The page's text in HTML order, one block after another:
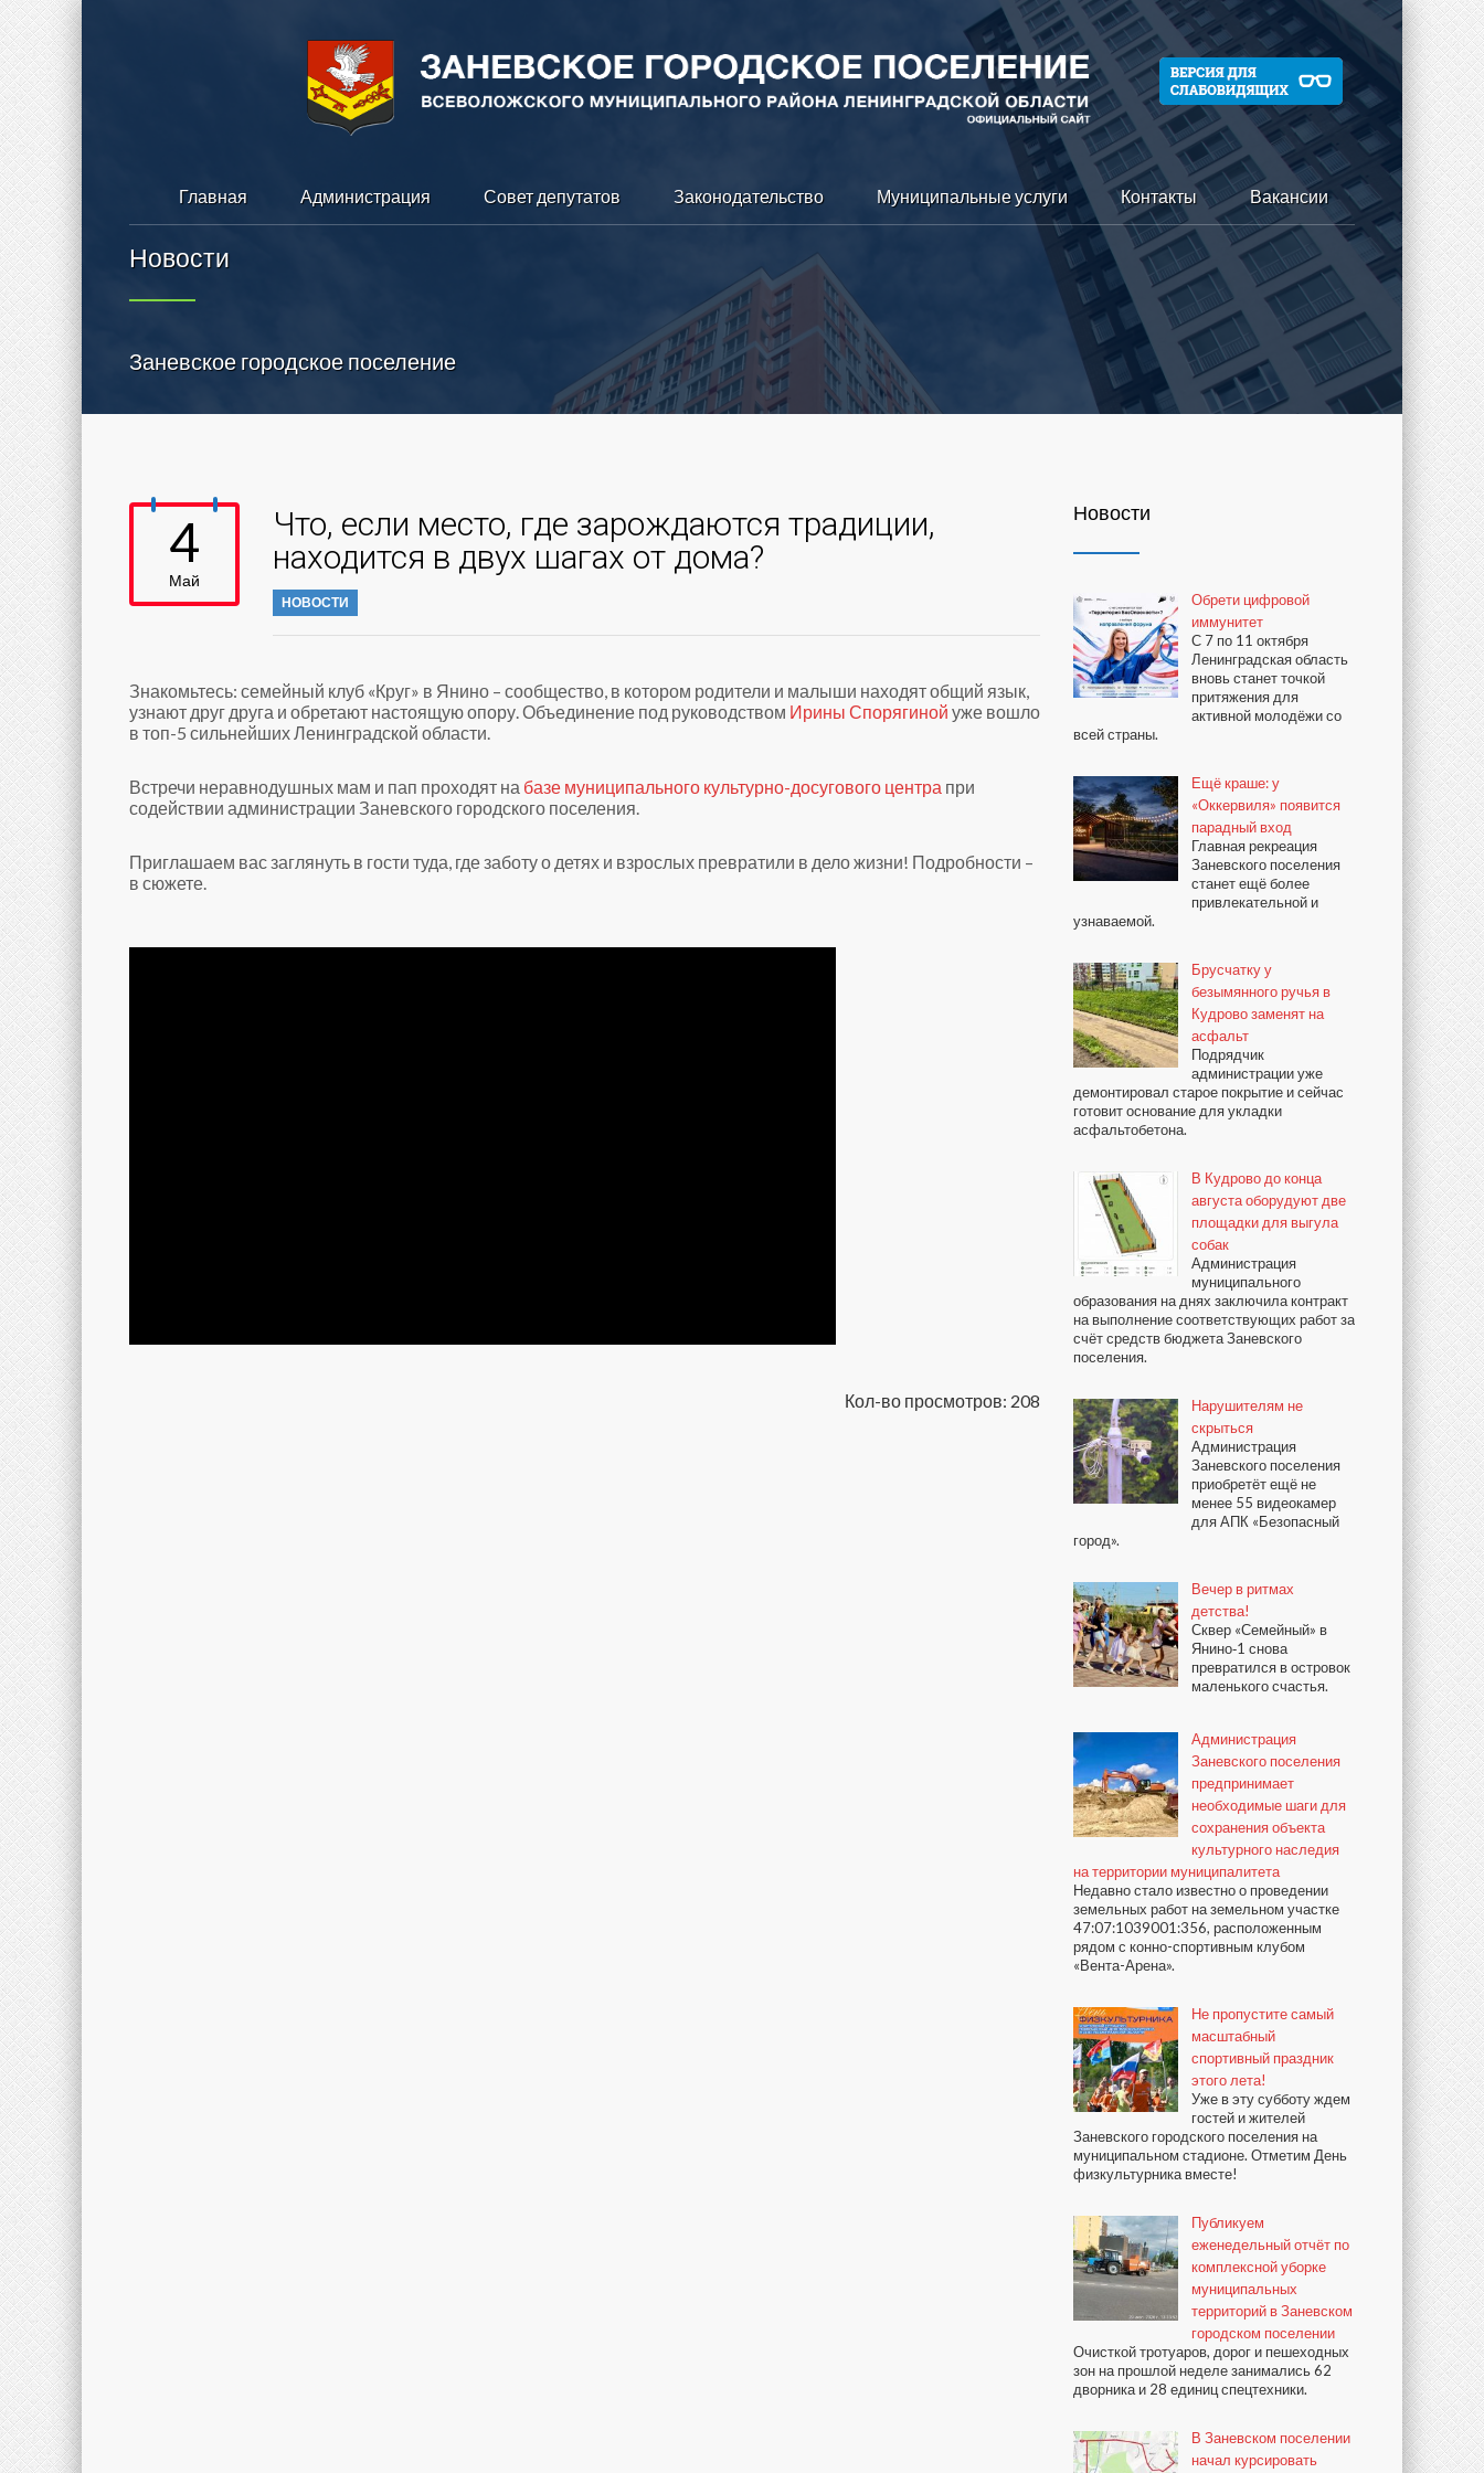
Главная Администрация Совет депутатов Законодательство Муниципальные услуги Контакты Вакансии
Новости
Заневское городское поселение
4
Май
Что, если место, где зарождаются традиции,
находится в двух шагах от дома?
НОВОСТИ
Знакомьтесь: семейный клуб «Круг» в Янино – сообщество, в котором родители и малыши находят общий язык,
узнают друг друга и обретают настоящую опору. Объединение под руководством Ирины Спорягиной уже вошло
в топ-5 сильнейших Ленинградской области.
Встречи неравнодушных мам и пап проходят на базе муниципального культурно-досугового центра при
содействии администрации Заневского городского поселения.
Приглашаем вас заглянуть в гости туда, где заботу о детях и взрослых превратили в дело жизни! Подробности –
в сюжете.
Кол-во просмотров: 208
Новости
Обрети цифровой
иммунитет
С 7 по 11 октября
Ленинградская область
вновь станет точкой
притяжения для
активной молодёжи со
всей страны.
Ещё краше: у
«Оккервиля» появится
парадный вход
Главная рекреация
Заневского поселения
станет ещё более
привлекательной и
узнаваемой.
Брусчатку у
безымянного ручья в
Кудрово заменят на
асфальт
Подрядчик
администрации уже
демонтировал старое покрытие и сейчас
готовит основание для укладки
асфальтобетона.
В Кудрово до конца
августа оборудуют две
площадки для выгула
собак
Администрация
муниципального
образования на днях заключила контракт
на выполнение соответствующих работ за
счёт средств бюджета Заневского
поселения.
Нарушителям не
скрыться
Администрация
Заневского поселения
приобретёт ещё не
менее 55 видеокамер
для АПК «Безопасный
город».
Вечер в ритмах
детства!
Сквер «Семейный» в
Янино‑1 снова
превратился в островок
маленького счастья.
Администрация
Заневского поселения
предпринимает
необходимые шаги для
сохранения объекта
культурного наследия
на территории муниципалитета
Недавно стало известно о проведении
земельных работ на земельном участке
47:07:1039001:356, расположенным
рядом с конно-спортивным клубом
«Вента-Арена».
Не пропустите самый
масштабный
спортивный праздник
этого лета!
Уже в эту субботу ждем
гостей и жителей
Заневского городского поселения на
муниципальном стадионе. Отметим День
физкультурника вместе!
Публикуем
еженедельный отчёт по
комплексной уборке
муниципальных
территорий в Заневском
городском поселении
Очисткой тротуаров, дорог и пешеходных
зон на прошлой неделе занимались 62
дворника и 28 единиц спецтехники.
В Заневском поселении
начал курсировать